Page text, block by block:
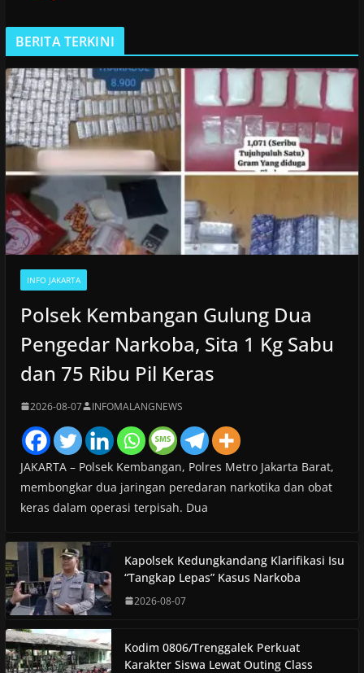
BERITA TERKINI
INFO JAKARTA
Polsek Kembangan Gulung Dua
Pengedar Narkoba, Sita 1 Kg Sabu
dan 75 Ribu Pil Keras
2026-08-07 INFOMALANGNEWS
JAKARTA – Polsek Kembangan, Polres Metro Jakarta Barat,
membongkar dua jaringan peredaran narkotika dan obat
keras dalam operasi terpisah. Dua
Kapolsek Kedungkandang Klarifikasi Isu
“Tangkap Lepas” Kasus Narkoba
2026-08-07
Kodim 0806/Trenggalek Perkuat
Karakter Siswa Lewat Outing Class